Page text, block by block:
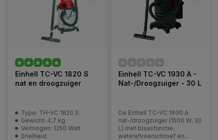
Einhell TC-VC 1820 S
nat en droogzuiger
Type: TH-VC 1820 S
Gewicht: 4,7 kg
Vermogen: 1250 Watt
Snelheid:
Einhell TC-VC 1930 A -
Nat-/Droogzuiger - 30 L
De Einhell TC-VC 1930 A
nat-/droogzuiger (1500 W, 30
L) met blaasfunctie,
waterafvoerschroef en